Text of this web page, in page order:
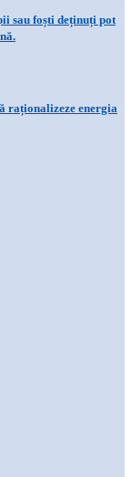
sau foști deținuți pot
raționalizeze energia